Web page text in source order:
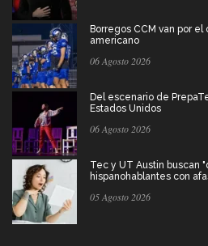
Borregos CCM van por
americano
06 Agosto 2026
Del escenario de
Estados Unidos
06 Agosto 2026
Tec y UT Austin buscan
hispanohablantes con
05 Agosto 2026